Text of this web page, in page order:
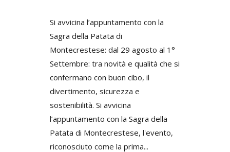
Si avvicina l’appuntamento con la
Sagra della Patata di
Montecrestese: dal 29 agosto al 1°
Settembre: tra novità e qualità che si
confermano con buon cibo, il
divertimento, sicurezza e
sostenibilità. Si avvicina
l’appuntamento con la Sagra della
Patata di Montecrestese, l'evento,
riconosciuto come la prima...